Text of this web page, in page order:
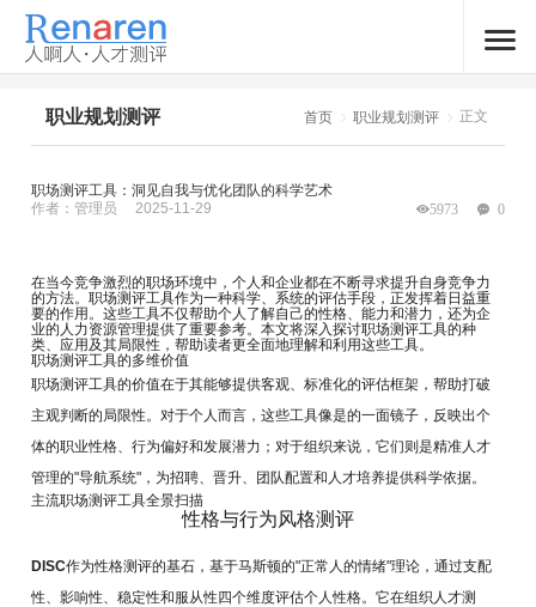
职业规划测评 首页 职业规划测评 正文
职场测评工具：洞见自我与优化团队的科学艺术
作者：管理员
2025-11-29 5973 0
在当今竞争激烈的职场环境中，个人和企业都在不断寻求提升自身竞争力
的方法。职场测评工具作为一种科学、系统的评估手段，正发挥着日益重
要的作用。这些工具不仅帮助个人了解自己的性格、能力和潜力，还为企
业的人力资源管理提供了重要参考。本文将深入探讨职场测评工具的种
类、应用及其局限性，帮助读者更全面地理解和利用这些工具。
职场测评工具的多维价值
职场测评工具的价值在于其能够提供客观、标准化的评估框架，帮助打破
主观判断的局限性。对于个人而言，这些工具像是的一面镜子，反映出个
体的职业性格、行为偏好和发展潜力；对于组织来说，它们则是精准人才
管理的"导航系统"，为招聘、晋升、团队配置和人才培养提供科学依据。
主流职场测评工具全景扫描
性格与行为风格测评
DISC作为性格测评的基石，基于马斯顿的"正常人的情绪"理论，通过支配
性、影响性、稳定性和服从性四个维度评估个人性格。它在组织人才测